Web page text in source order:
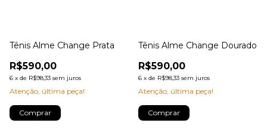
Tênis Alme Change Prata
R$590,00
6 x de R$98,33 sem juros
Atenção, última peça!
Comprar
Tênis Alme Change Dourado
R$590,00
6 x de R$98,33 sem juros
Atenção, última peça!
Comprar